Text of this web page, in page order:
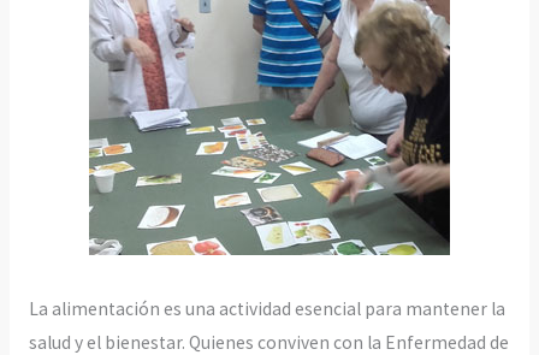
La alimentación es una actividad esencial para mantener la
salud y el bienestar. Quienes conviven con la Enfermedad de